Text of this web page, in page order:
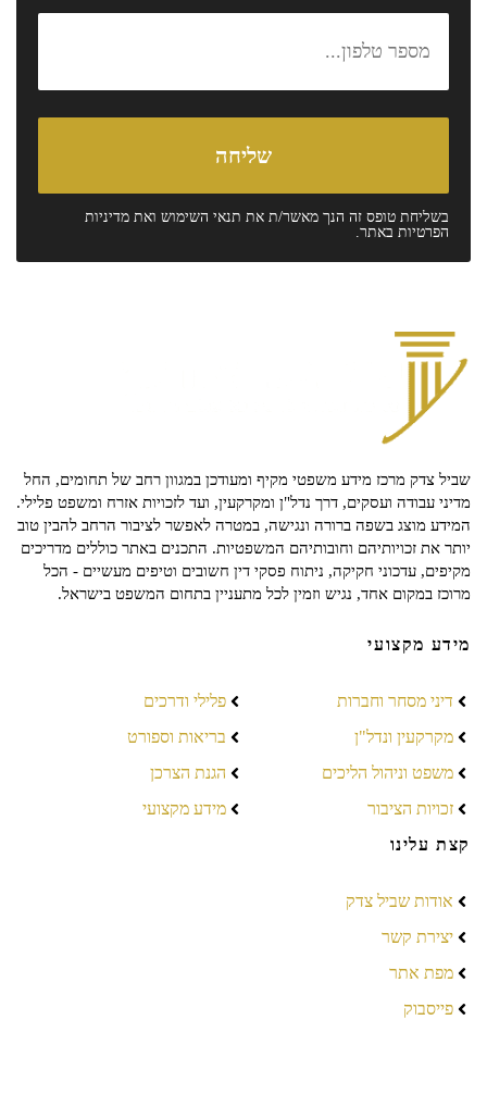
בשליחת טופס זה הנך מאשר/ת את תנאי השימוש ואת מדיניות
הפרטיות באתר.
שביל צדק מרכז מידע משפטי מקיף ומעודכן במגוון רחב של תחומים, החל
מדיני עבודה ועסקים, דרך נדל"ן ומקרקעין, ועד לזכויות אזרח ומשפט פלילי.
המידע מוצג בשפה ברורה ונגישה, במטרה לאפשר לציבור הרחב להבין טוב
יותר את זכויותיהם וחובותיהם המשפטיות. התכנים באתר כוללים מדריכים
מקיפים, עדכוני חקיקה, ניתוח פסקי דין חשובים וטיפים מעשיים - הכל
מרוכז במקום אחד, נגיש וזמין לכל מתעניין בתחום המשפט בישראל.
מידע מקצועי
דיני מסחר וחברות
מקרקעין ונדל"ן
משפט וניהול הליכים
זכויות הציבור
פלילי ודרכים
בריאות וספורט
הגנת הצרכן
מידע מקצועי
קצת עלינו
אודות שביל צדק
יצירת קשר
מפת אתר
פייסבוק